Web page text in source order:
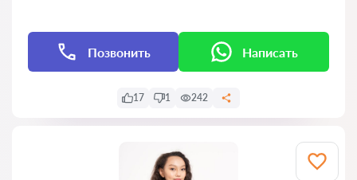
Позвонить Написать
17 1 242